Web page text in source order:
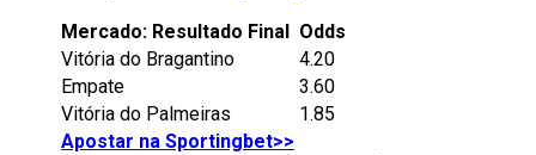
Mercado: Resultado Final
Odds
Vitória do Bragantino
4.20
Empate
3.60
Vitória do Palmeiras
1.85
Apostar na Sportingbet>>